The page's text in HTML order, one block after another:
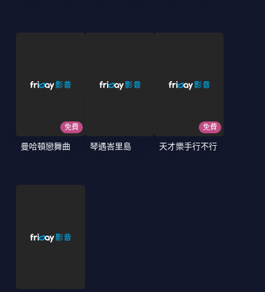
免費
曼哈頓戀舞曲 琴遇峇里島
免費
天才樂手行不行